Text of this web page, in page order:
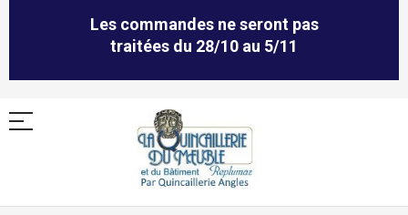
Les commandes ne seront pas
traitées du 28/10 au 5/11
Allez